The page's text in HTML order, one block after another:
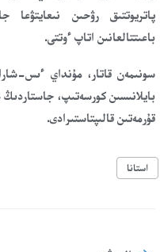
پاتريوتتىق رۋحىن نىعايتۋعا
باعىتتالعانىن اتاپ ءوتتى.
سونىمەن قاتار، مۇنداي ءىس-
بايلانىسىن كورسەتىپ، جاستاردىڭ
قۇرمەتىن قالىپتاستىرادى.
استانا